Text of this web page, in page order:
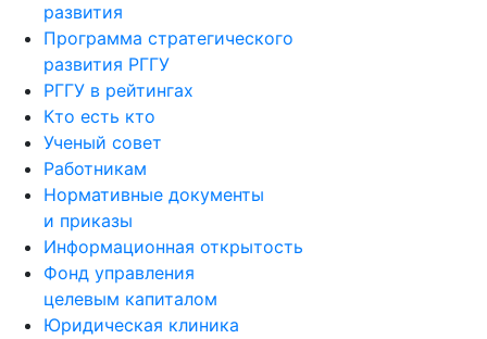
развития
Программа стратегического
развития РГГУ
РГГУ в рейтингах
Кто есть кто
Ученый совет
Работникам
Нормативные документы
и приказы
Информационная открытость
Фонд управления
целевым капиталом
Юридическая клиника